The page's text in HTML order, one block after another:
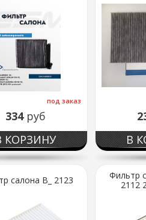
под заказ
334 руб
КОРЗИНУ
В
салона В_ 2123
Фильтр
2112